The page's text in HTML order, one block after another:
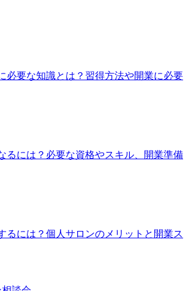
必要な知識とは？習得方法や開業に必要
るには？必要な資格やスキル、開業準備
るには？個人サロンのメリットと開業ス